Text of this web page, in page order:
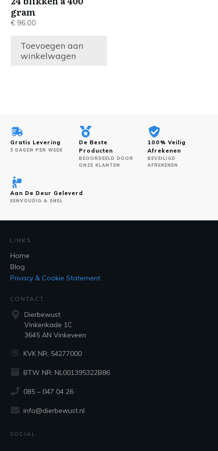
gram
€ 96,00
Toevoegen aan
winkelwagen
Gratis Levering
5 DAGEN PER WEEK
De Beste
Producten
BEOORDEELD DOOR
ONZE KLANTEN
100% Veilig
Afrekenen
BEVEILIGD
AFREKENEN
Aan De Deur Geleverd
EENVOUDIG & SNEL
LINKS
Home
Blog
Privacy & Cookie Statement
CONTACT
Dierbewust
Vinkenkade 1C
3645 AN Vinkeveen
KVK NR: 54277000
BTW NR: NL001395322B86
085 – 047 04 26
info@dierbewust.nl
SOCIAL